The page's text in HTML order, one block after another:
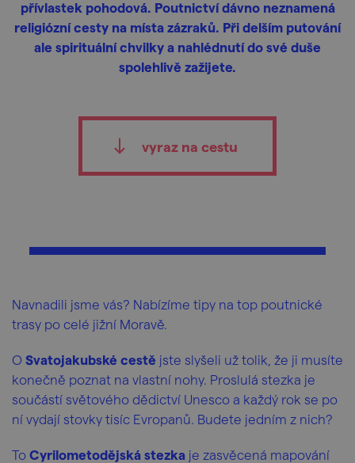
přívlastek pohodová. Poutnictví dávno neznamená
religiózní cesty na místa zázraků. Při delším putování
ale spirituální chvilky a nahlédnutí do své duše
spolehlivě zažijete.
vyraz na cestu
Navnadili jsme vás? Nabízíme tipy na top poutnické
trasy po celé jižní Moravě.
O Svatojakubské cestě jste slyšeli už tolik, že ji musíte
konečně poznat na vlastní nohy. Proslulá stezka je
součástí světového dědictví Unesco a každý rok se po
ní vydají stovky tisíc Evropanů. Budete jedním z nich?
To Cyrilometodějská stezka je zasvěcená mapování